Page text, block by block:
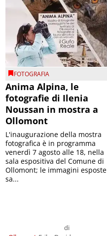
FOTOGRAFIA
Anima Alpina, le
fotografie di Ilenia
Noussan in mostra a
Ollomont
di
L'inaugurazione della mostra
fotografica è in programma
venerdì 7 agosto alle 18, nella
sala espositiva del Comune di
Ollomont; le immagini esposte
sa...